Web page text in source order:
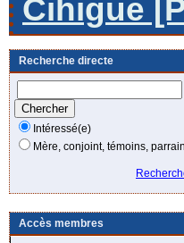
Cihigue
Recherche directe
Intéressé(e)
Mère, conjoint, témoins,
Accès membres